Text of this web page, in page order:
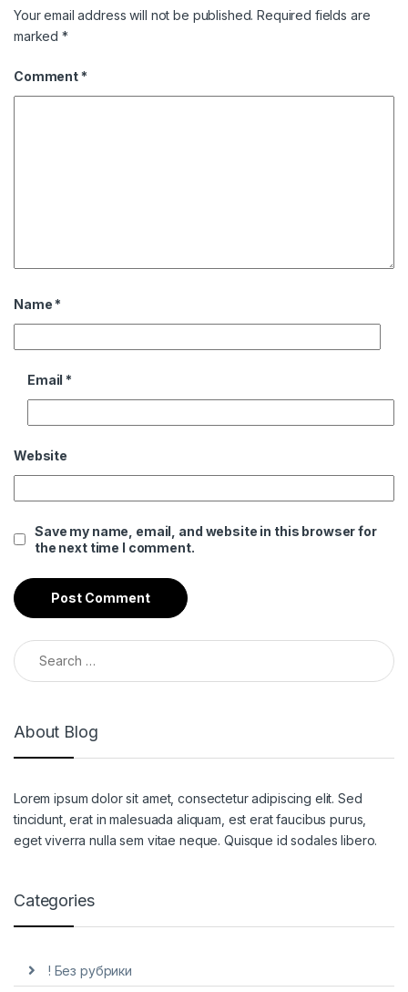
Your email address will not be published. Required fields are
marked*
Comment *
Name *
Email *
Website
Save my name, email, and website in this browser for
the next time I comment.
Search for:
About Blog
Lorem ipsum dolor sit amet, consectetur adipiscing elit. Sed
tincidunt, erat in malesuada aliquam, est erat faucibus purus,
eget viverra nulla sem vitae neque. Quisque id sodales libero.
Categories
! Без рубрики